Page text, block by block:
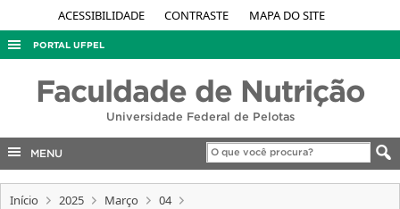
ACESSIBILIDADE CONTRASTE MAPA DO SITE
PORTAL UFPEL
AUDITORIA
COBALTO
EDITAIS
Faculdade de Nutrição
Universidade Federal de Pelotas
MENU
Início 2025 Março
04